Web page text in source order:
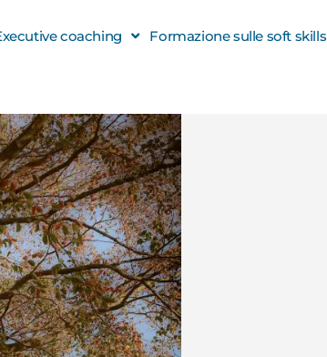
coaching Formazione sulle soft skills